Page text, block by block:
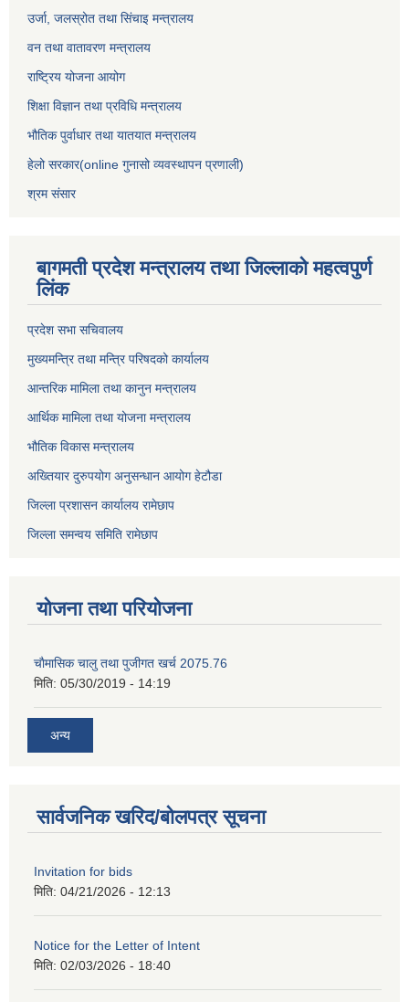
उर्जा, जलस्रोत तथा सिंचाइ मन्त्रालय
वन तथा वातावरण मन्त्रालय
राष्ट्रिय योजना आयोग
शिक्षा विज्ञान तथा प्रविधि मन्त्रालय
भौतिक पुर्वाधार तथा यातयात मन्त्रालय
हेलो सरकार(online गुनासो व्यवस्थापन प्रणाली)
श्रम संसार
बागमती प्रदेश मन्त्रालय तथा जिल्लाको महत्वपुर्ण
लिंक
प्रदेश सभा सचिवालय
मुख्यमन्त्रि तथा मन्त्रि परिषदको कार्यालय
आन्तरिक मामिला तथा कानुन मन्त्रालय
आर्थिक मामिला तथा योजना मन्त्रालय
भौतिक विकास मन्त्रालय
अख्तियार दुरुपयोग अनुसन्धान आयोग हेटौडा
जिल्ला प्रशासन कार्यालय रामेछाप
जिल्ला समन्वय समिति रामेछाप
योजना तथा परियोजना
चाैमासिक चालु तथा पुजीगत खर्च 2075.76
मिति: 05/30/2019 - 14:19
अन्य
सार्वजनिक खरिद/बोलपत्र सूचना
Invitation for bids
मिति: 04/21/2026 - 12:13
Notice for the Letter of Intent
मिति: 02/03/2026 - 18:40